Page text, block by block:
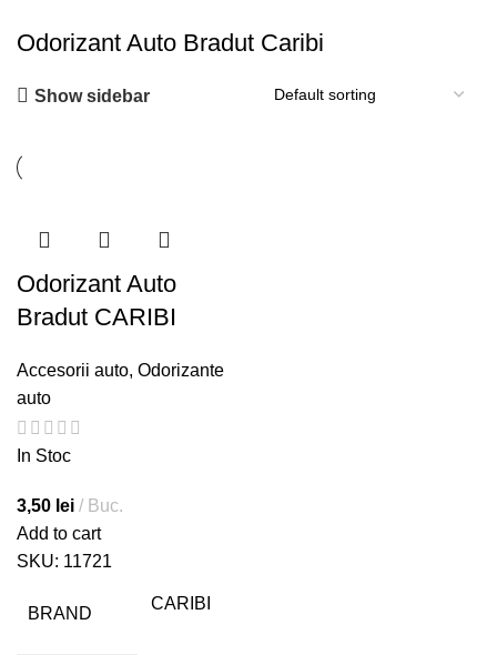
Odorizant Auto Bradut Caribi
Show sidebar
Odorizant Auto
Bradut CARIBI
Accesorii auto, Odorizante
auto
In Stoc
3,50 lei
Buc.
Add to cart
SKU: 11721
BRAND
CARIBI